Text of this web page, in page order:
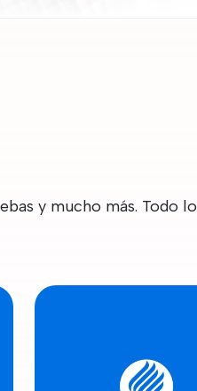
y mucho más. Todo lo